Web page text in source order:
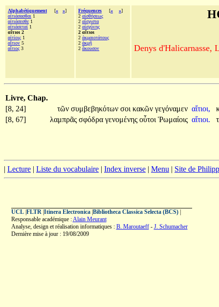
Alphabétiquement [« »]
αἰτιάσασθαι 1
αἰτιάσεσθε 1
αἰτιάσεταί 1
αἴτιοι 2
αἰτίοις 1
αἴτιον 5
αἴτιος 3
Fréquences [« »]
2 αἰσθήσεως
2 αἴσχιστα
2 αἰσχύνης
2 αἴτιοι
2 ἀκμαιοτάτους
2 ἀκμῇ
2 ἄκουσον Denys d'Halicarnasse,
Livre, Chap.
[8, 24]
τῶν συμβεβηκότων σοι κακῶν γεγόναμεν αἴτιοι,
[8, 67]
λαμπρᾶς σφόδρα γενομένης οὗτοι Ῥωμαίοις αἴτιοι.
| Lecture | Liste du vocabulaire | Index inverse | Menu | Site de
UCL| FLTR| Itinera Electronica| Bibliotheca Classica Selecta (BCS)|
Responsable académique :Alain Meurant
Analyse, design et réalisation informatiques : B. Maroutaeff- J. Schumacher
Dernière mise à jour : 19/08/2009